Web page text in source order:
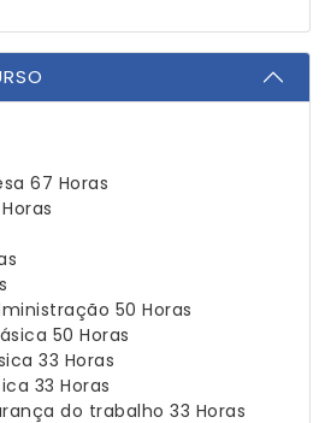
67 Horas
50 Horas
50 Horas
33 Horas
33 Horas
do trabalho 33 Horas